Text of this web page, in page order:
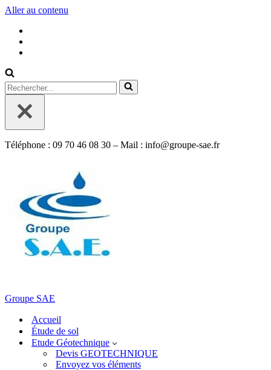
Aller au contenu
Rechercher...
Téléphone : 09 70 46 08 30 – Mail : info@groupe-sae.fr
Groupe SAE
Accueil
Étude de sol
Etude Géotechnique
Devis GEOTECHNIQUE
Envoyez vos éléments